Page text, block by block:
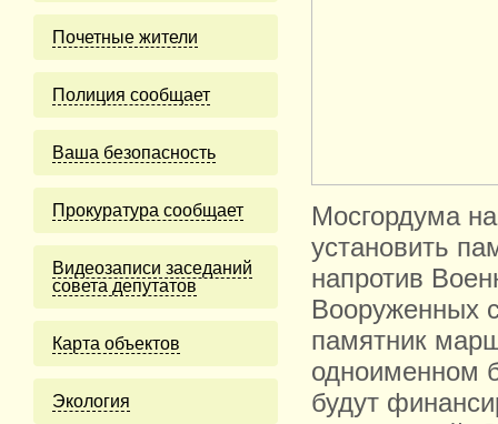
Почетные жители
Полиция сообщает
Ваша безопасность
Прокуратура сообщает
Видеозаписи заседаний
совета депутатов
Карта объектов
Экология
Мосгордума
установить
напротив
Вооруженных
памятник
одноименном
будут